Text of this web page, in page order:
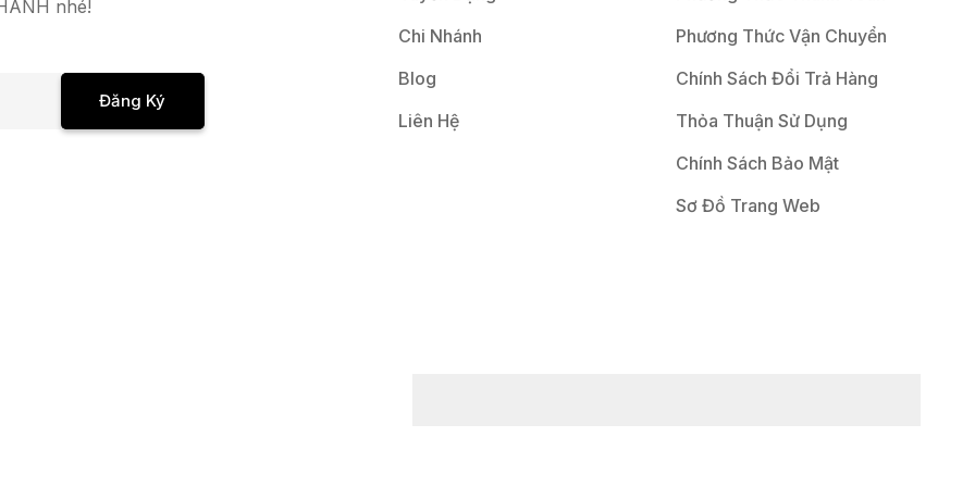
nhé!
Đăng Ký
Chi Nhánh
Blog
Liên Hệ
Phương Thức Vận Chuyển
Chính Sách Đổi Trả Hàng
Thỏa Thuận Sử Dụng
Chính Sách Bảo Mật
Sơ Đồ Trang Web